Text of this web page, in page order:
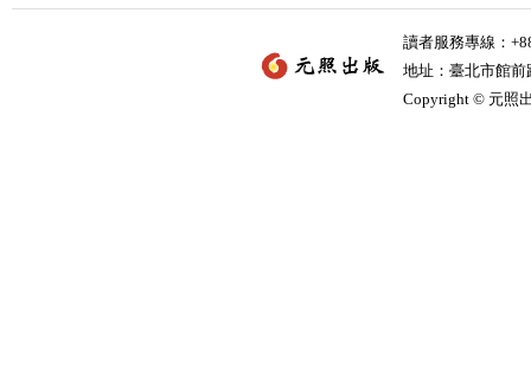
讀者服務專線：
地址：臺北市館
Copyright © 元照